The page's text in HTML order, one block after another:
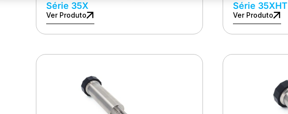
Série 35X
Ver Produto
Série 35XHT
Ver Produto